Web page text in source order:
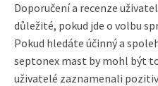
Doporučení a recenze
důležité, pokud jde o volbu
Pokud hledáte účinný a
septonex mast by mohl být
uživatelé zaznamenali